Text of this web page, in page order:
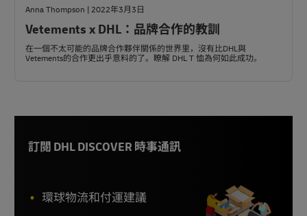
Anna Thompson | 2022年3月3日
Vetements x DHL：品牌合作的教訓
在一個不太可能的品牌合作夥伴關係的世界里，沒有比DHL與
Vetements的合作更出乎意料的了。瞭解 DHL T 恤為何如此成功。
訂閱 DHL DISCOVER 時事通訊
環球物流和付運建議